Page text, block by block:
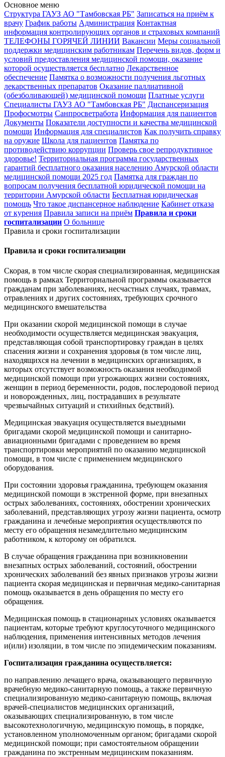
Основное меню
Структура ГАУЗ АО "Тамбовская РБ" Записаться на приём к
врачу График работы Администрация Контактная
информация контролирующих органов и страховых компаний
ТЕЛЕФОНЫ ГОРЯЧЕЙ ЛИНИИ Вакансии Меры социальной
поддержки медицинским работникам Перечень видов, форм и
условий предоставления медицинской помощи, оказание
которой осуществляется бесплатно Лекарственное
обеспечение Памятка о возможности получения льготных
лекарственных препаратов Оказание паллиативной
(обезболивающей) медицинской помощи Платные услуги
Специалисты ГАУЗ АО "Тамбовская РБ" Диспансеризация
Профосмотры Санпросветработа Информация для пациентов
Документы Показатели доступности и качества медицинской
помощи Информация для специалистов Как получить справку
на оружие Школа для пациентов Памятка по
противодействию коррупции Проверь свое репродуктивное
здоровье! Территориальная программа государственных
гарантий бесплатного оказания населению Амурской области
медицинской помощи 2025 год Памятка для граждан по
вопросам получения бесплатной юридической помощи на
территории Амурской области Бесплатная юридическая
помощь Что такое диспансерное наблюдение Кабинет отказа
от курения Правила записи на приём Правила и сроки
госпитализации О больнице
Правила и сроки госпитализации
Правила и сроки госпитализации
Скорая, в том числе скорая специализированная, медицинская
помощь в рамках Территориальной программы оказывается
гражданам при заболеваниях, несчастных случаях, травмах,
отравлениях и других состояниях, требующих срочного
медицинского вмешательства
При оказании скорой медицинской помощи в случае
необходимости осуществляется медицинская эвакуация,
представляющая собой транспортировку граждан в целях
спасения жизни и сохранения здоровья (в том числе лиц,
находящихся на лечении в медицинских организациях, в
которых отсутствует возможность оказания необходимой
медицинской помощи при угрожающих жизни состояниях,
женщин в период беременности, родов, послеродовой период
и новорожденных, лиц, пострадавших в результате
чрезвычайных ситуаций и стихийных бедствий).
Медицинская эвакуация осуществляется выездными
бригадами скорой медицинской помощи и санитарно-
авиационными бригадами с проведением во время
транспортировки мероприятий по оказанию медицинской
помощи, в том числе с применением медицинского
оборудования.
При состоянии здоровья гражданина, требующем оказания
медицинской помощи в экстренной форме, при внезапных
острых заболеваниях, состояниях, обострении хронических
заболеваний, представляющих угрозу жизни пациента, осмотр
гражданина и лечебные мероприятия осуществляются по
месту его обращения незамедлительно медицинским
работником, к которому он обратился.
В случае обращения гражданина при возникновении
внезапных острых заболеваний, состояний, обострении
хронических заболеваний без явных признаков угрозы жизни
пациента скорая медицинская и первичная медико-санитарная
помощь оказывается в день обращения по месту его
обращения.
Медицинская помощь в стационарных условиях оказывается
пациентам, которые требуют круглосуточного медицинского
наблюдения, применения интенсивных методов лечения
и(или) изоляции, в том числе по эпидемическим показаниям.
Госпитализация гражданина осуществляется:
по направлению лечащего врача, оказывающего первичную
врачебную медико-санитарную помощь, а также первичную
специализированную медико-санитарную помощь, включая
врачей-специалистов медицинских организаций,
оказывающих специализированную, в том числе
высокотехнологичную, медицинскую помощь, в порядке,
установленном уполномоченным органом; бригадами скорой
медицинской помощи; при самостоятельном обращении
гражданина по экстренным медицинским показаниям.